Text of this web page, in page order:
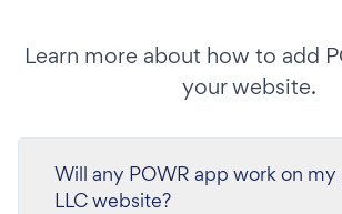
Learn more about how to add
your website.
Will any POWR app work on
LLC website?